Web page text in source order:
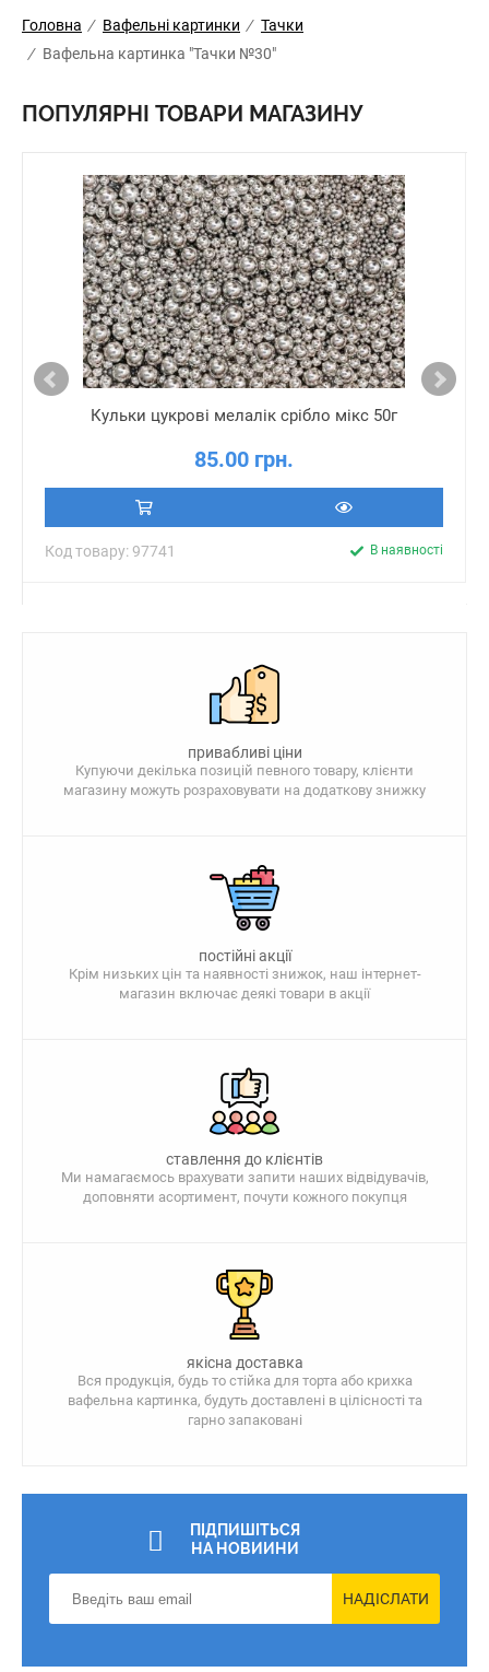
Головна / Вафельні картинки / Тачки
/ Вафельна картинка "Тачки №30"
ПОПУЛЯРНІ ТОВАРИ МАГАЗИНУ
Кульки цукрові мелалік срібло мікс 50г
85.00 грн.
Код товару: 97741 В наявності
привабливі ціни
Купуючи декілька позицій певного товару, клієнти
магазину можуть розраховувати на додаткову знижку
постійні акції
Крім низьких цін та наявності знижок, наш інтернет-
магазин включає деякі товари в акції
ставлення до клієнтів
Ми намагаємось врахувати запити наших відвідувачів,
доповняти асортимент, почути кожного покупця
якісна доставка
Вся продукція, будь то стійка для торта або крихка
вафельна картинка, будуть доставлені в цілісності та
гарно запаковані
ПІДПИШІТЬСЯ
НА НОВИИНИ
НАДІСЛАТИ